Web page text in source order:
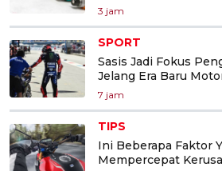
3 jam
SPORT
Sasis Jadi Fokus
Jelang Era Baru
7 jam
TIPS
Ini Beberapa Faktor
Mempercepat